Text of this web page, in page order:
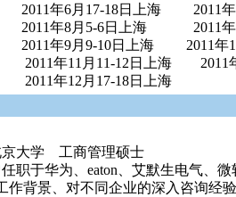
2011年6月17-18日上海 2011年
2011年8月5-6日上海 2011年8
年9月9-10日上海 2011年10
2011年11月11-12日上海 2011
2011年12月17-18日上海
京大学 工商管理硕士
职于华为、eaton、艾默生电气、
作背景、对不同企业的深入咨询经